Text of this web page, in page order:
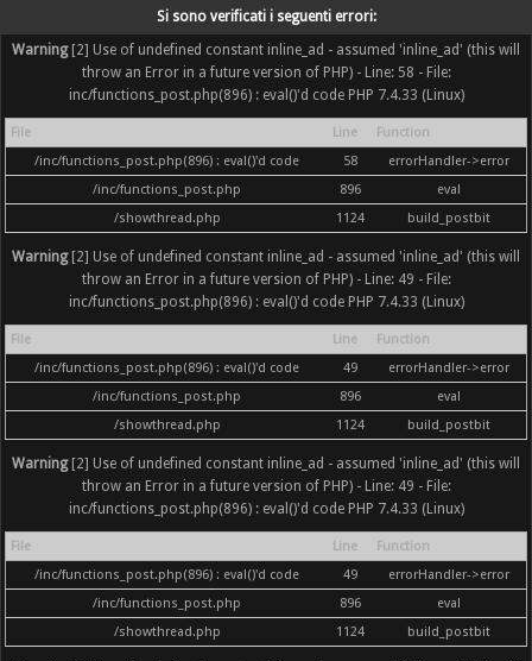
Si sono verificati i seguenti errori:
Warning[2] Use of undefined constant inline_ad - assumed 'inline_ad' (this will
throw an Error in a future version of PHP) - Line: 58 - File:
inc/functions_post.php(896) : eval()'d code PHP 7.4.33 (Linux)
File Line
Function
/inc/functions_post.php(896) : eval()'d code
58
errorHandler->error
/inc/functions_post.php
896
eval
/showthread.php
1124 build_postbit
Warning[2] Use of undefined constant inline_ad - assumed 'inline_ad' (this will
throw an Error in a future version of PHP) - Line: 49 - File:
inc/functions_post.php(896) : eval()'d code PHP 7.4.33 (Linux)
File Line
Function
/inc/functions_post.php(896) : eval()'d code
49
errorHandler->error
/inc/functions_post.php
896
eval
/showthread.php
1124 build_postbit
Warning[2] Use of undefined constant inline_ad - assumed 'inline_ad' (this will
throw an Error in a future version of PHP) - Line: 49 - File:
inc/functions_post.php(896) : eval()'d code PHP 7.4.33 (Linux)
File Line
Function
/inc/functions_post.php(896) : eval()'d code
49
errorHandler->error
/inc/functions_post.php
896
eval
/showthread.php
1124 build_postbit